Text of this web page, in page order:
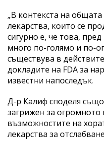
„В контекста на
лекарства, които се
сигурно е, че това,
много по-голямо и по-
съществува в
докладите на FDA за
известни напоследък.
Д-р Калиф споделя
загрижен за огромното
възможностите на
лекарства за